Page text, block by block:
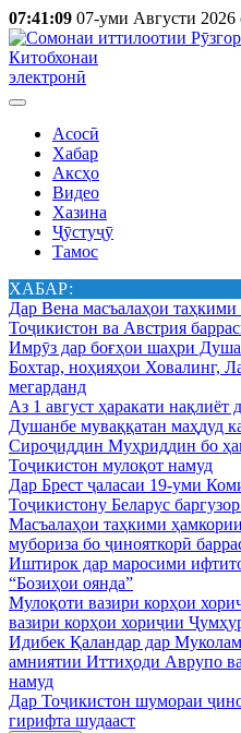
07:41:09 07-уми Августи 2026
Китобхонаи
электронӣ
Асосӣ
Хабар
Аксҳо
Видео
Хазина
Ҷӯстуҷӯ
Тамос
ХАБАР:
Дар Вена масъалаҳои
Тоҷикистон ва Австрия
Имрӯз дар боғҳои шаҳри
Бохтар, ноҳияҳои Ховалинг,
мегарданд
Аз 1 август ҳаракати нақлиёт
Душанбе муваққатан маҳдуд
Сироҷиддин Муҳриддин бо
Тоҷикистон мулоқот намуд
Дар Брест ҷаласаи 19-уми
Тоҷикистону Беларус
Масъалаҳои таҳкими
мубориза бо ҷинояткорӣ
Иштирок дар маросими
“Бозиҳои оянда”
Мулоқоти вазири корҳои
вазири корҳои хориҷии
Идибек Қаландар дар
амниятии Иттиҳоди Аврупо
намуд
Дар Тоҷикистон шумораи
гирифта шудааст